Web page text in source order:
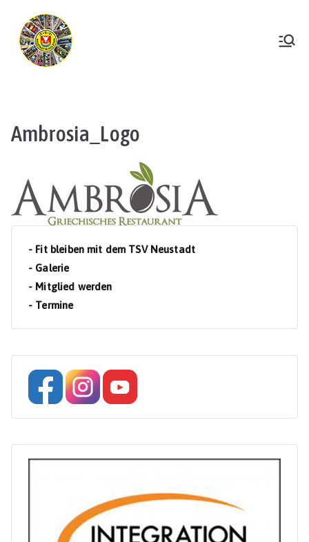
Inhalt
springen
Ambrosia_Logo
- Fit bleiben mit dem TSV Neustadt
- Galerie
- Mitglied werden
- Termine